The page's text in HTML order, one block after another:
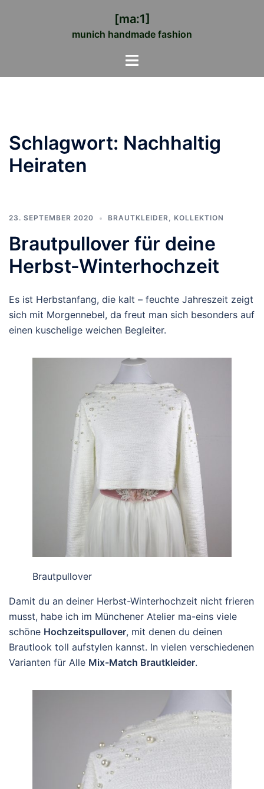
[ma:1]
munich handmade fashion
Menü
Schlagwort: Nachhaltig
Heiraten
23. SEPTEMBER 2020 BRAUTKLEIDER, KOLLEKTION
Brautpullover für deine
Herbst-Winterhochzeit
Es ist Herbstanfang, die kalt – feuchte Jahreszeit zeigt
sich mit Morgennebel, da freut man sich besonders auf
einen kuschelige weichen Begleiter.
Brautpullover
Damit du an deiner Herbst-Winterhochzeit nicht frieren
musst, habe ich im Münchener Atelier ma-eins viele
schöne Hochzeitspullover, mit denen du deinen
Brautlook toll aufstylen kannst. In vielen verschiedenen
Varianten für Alle Mix-Match Brautkleider.